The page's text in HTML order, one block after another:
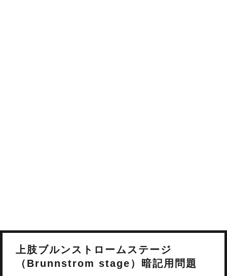
上肢ブルンストロームステージ
（Brunnstrom stage）暗記用問題